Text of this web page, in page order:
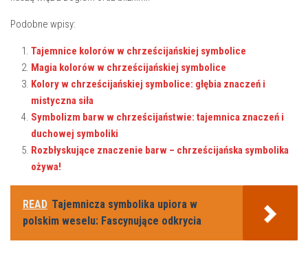
Podobne wpisy:
Tajemnice kolorów w chrześcijańskiej symbolice
Magia kolorów w chrześcijańskiej symbolice
Kolory w chrześcijańskiej symbolice: głębia znaczeń i
mistyczna siła
Symbolizm barw w chrześcijaństwie: tajemnica znaczeń i
duchowej symboliki
Rozbłyskujące znaczenie barw – chrześcijańska symbolika
ożywa!
READ Tajemnicza symbolika upiora w
polskim weselu: Fascynujące odkrycia